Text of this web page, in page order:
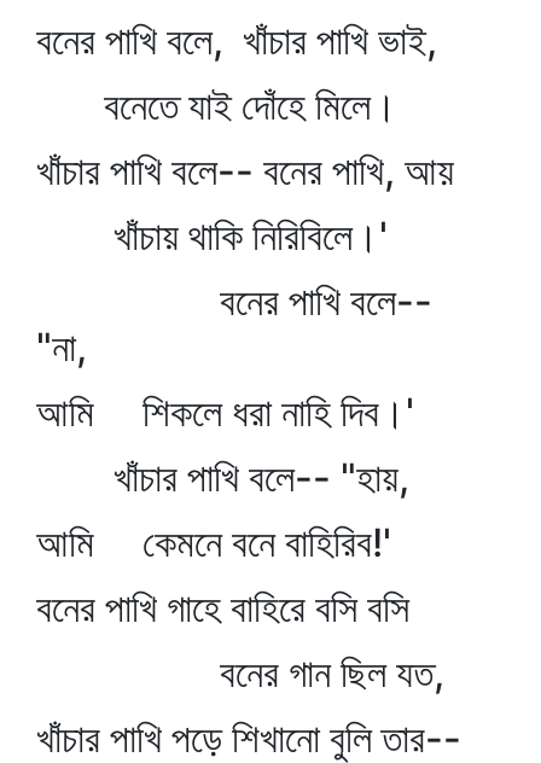
বনের পাখি বলে, খাঁচার পাখি ভাই,
বনেতে যাই দোঁহে মিলে।
খাঁচার পাখি বলে-- বনের পাখি, আয়
খাঁচায় থাকি নিরিবিলে।'
বনের পাখি বলে--
"না,
আমি শিকলে ধরা নাহি দিব।'
খাঁচার পাখি বলে-- "হায়,
আমি কেমনে বনে বাহিরিব!'
বনের পাখি গাহে বাহিরে বসি বসি
বনের গান ছিল যত,
খাঁচার পাখি পড়ে শিখানো বুলি তার--